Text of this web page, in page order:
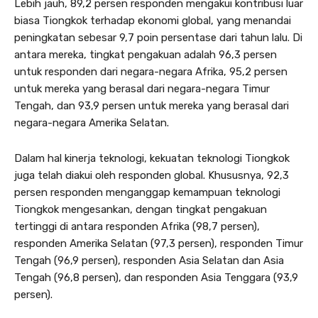
Lebih jauh, 89,2 persen responden mengakui kontribusi luar
biasa Tiongkok terhadap ekonomi global, yang menandai
peningkatan sebesar 9,7 poin persentase dari tahun lalu. Di
antara mereka, tingkat pengakuan adalah 96,3 persen
untuk responden dari negara-negara Afrika, 95,2 persen
untuk mereka yang berasal dari negara-negara Timur
Tengah, dan 93,9 persen untuk mereka yang berasal dari
negara-negara Amerika Selatan.
Dalam hal kinerja teknologi, kekuatan teknologi Tiongkok
juga telah diakui oleh responden global. Khususnya, 92,3
persen responden menganggap kemampuan teknologi
Tiongkok mengesankan, dengan tingkat pengakuan
tertinggi di antara responden Afrika (98,7 persen),
responden Amerika Selatan (97,3 persen), responden Timur
Tengah (96,9 persen), responden Asia Selatan dan Asia
Tengah (96,8 persen), dan responden Asia Tenggara (93,9
persen).